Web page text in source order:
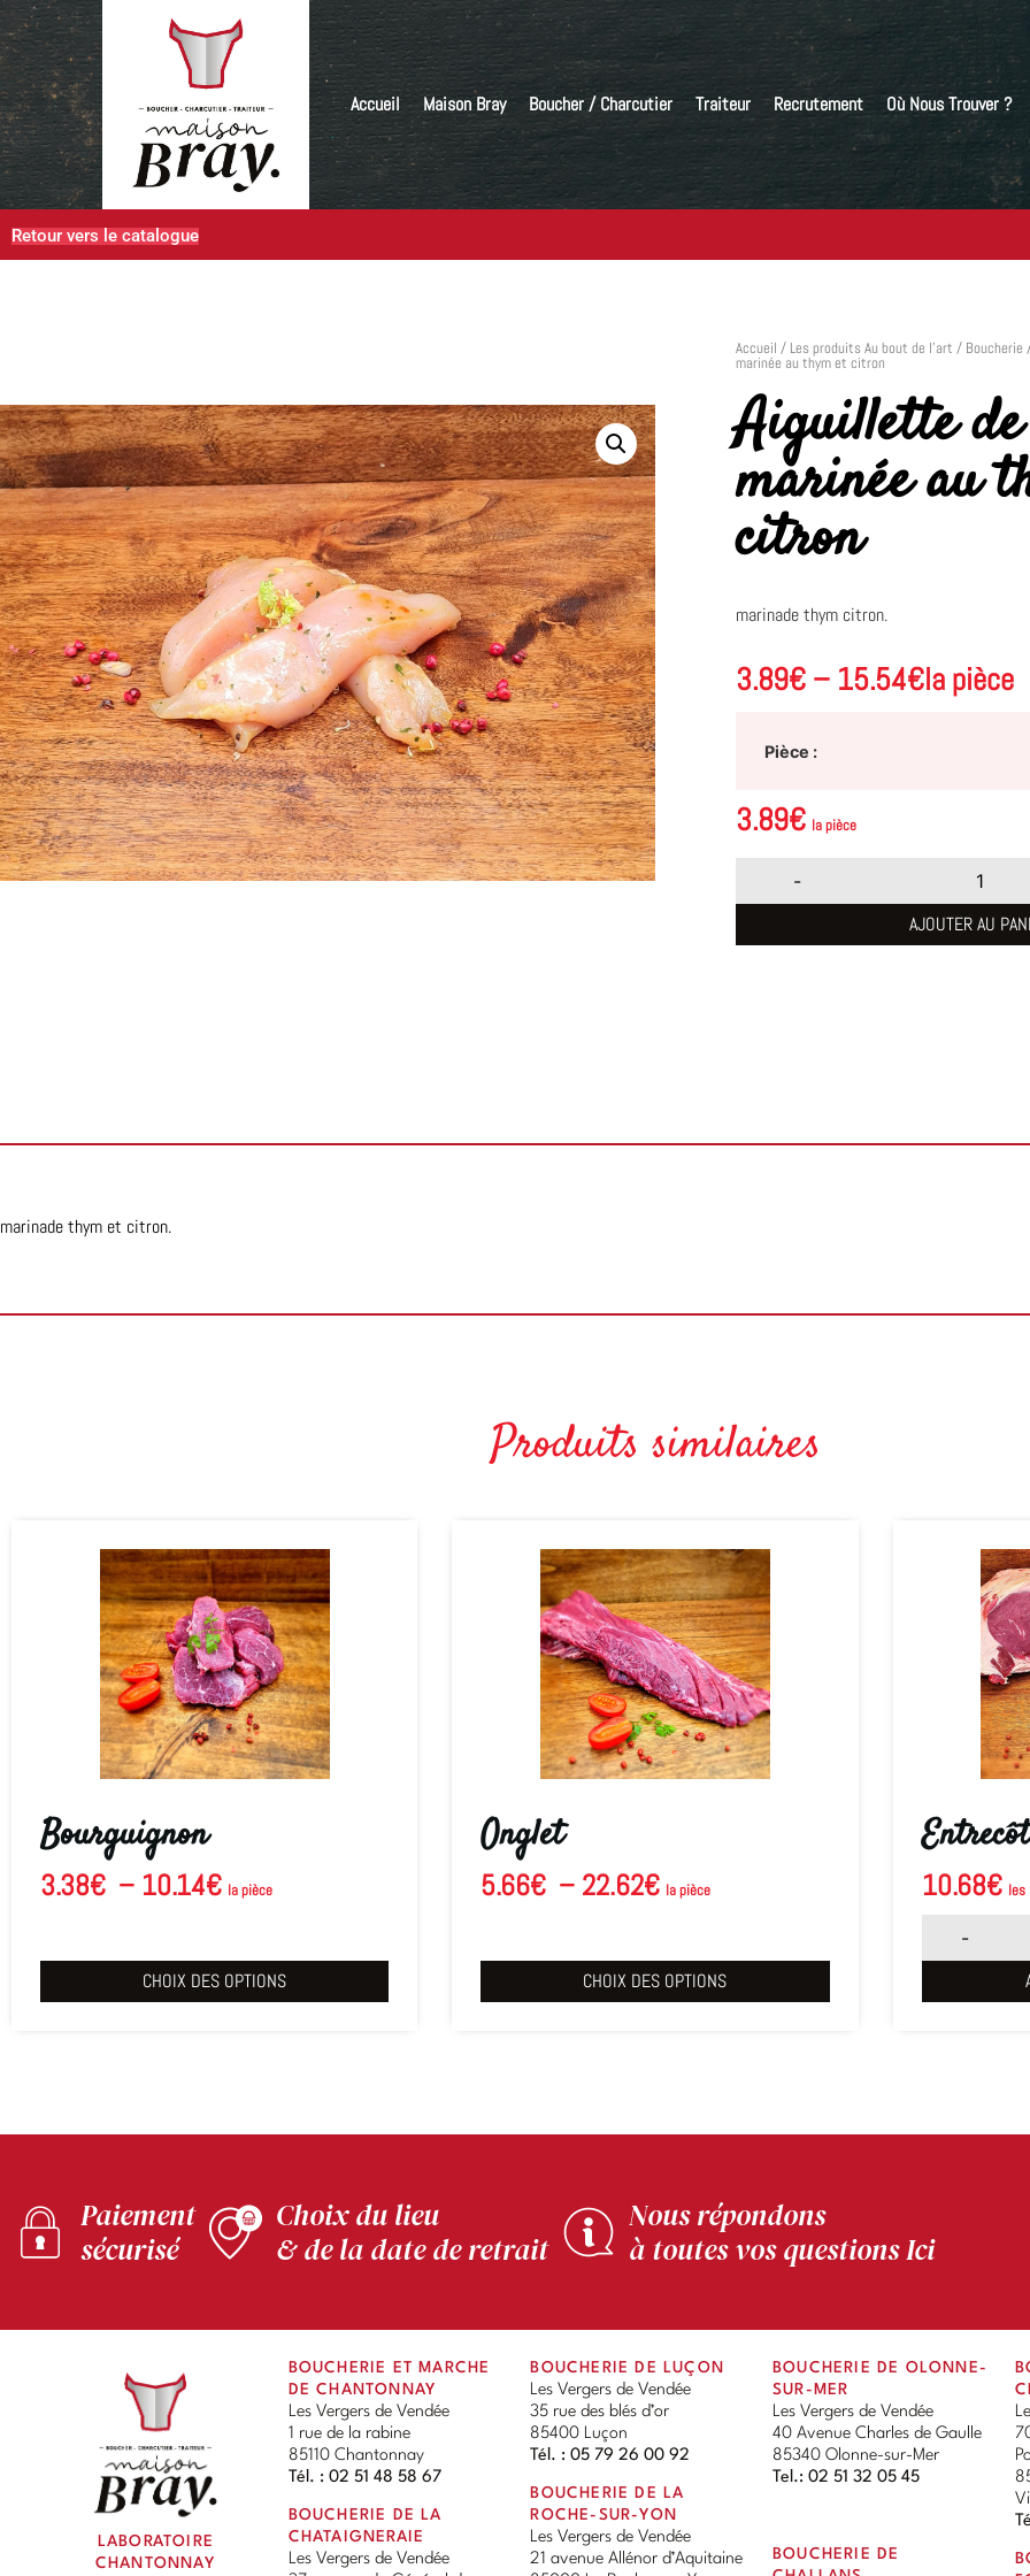
Accueil Maison Bray Boucher / Charcutier Traiteur Recrutement Où Nous Trouver ?
Retour vers le catalogue
Accueil / Les produits Au bout de l’art / Boucherie
marinée au thym et citron
Aiguillette
marinée au
citron
marinade thym citron.
3.89€ – 15.54€la pièce
Pièce
3.89€ la pièce
-
AJOUTER AU
marinade thym et citron.
Produits similaires
Bourguignon
3.38€ – 10.14€ la pièce
CHOIX DES OPTIONS
Onglet
5.66€ – 22.62€ la pièce
CHOIX DES OPTIONS
10.68€
-
Paiement
sécurisé
Choix du lieu
& de la date de retrait
Nous répondons
à toutes vos questions Ici
LABORATOIRE
CHANTONNAY
BOUCHERIE ET MARCHE
DE CHANTONNAY
Les Vergers de Vendée
1 rue de la rabine
85110 Chantonnay
Tél. : 02 51 48 58 67
BOUCHERIE DE LA
CHATAIGNERAIE
Les Vergers de Vendée
BOUCHERIE DE LUÇON
Les Vergers de Vendée
35 rue des blés d’or
85400 Luçon
Tél. : 05 79 26 00 92
BOUCHERIE DE LA
ROCHE-SUR-YON
Les Vergers de Vendée
21 avenue Allénor d’Aquitaine
BOUCHERIE DE OLONNE-
SUR-MER
Les Vergers de Vendée
40 Avenue Charles de Gaulle
85340 Olonne-sur-Mer
Tel.: 02 51 32 05 45
BOUCHERIE DE